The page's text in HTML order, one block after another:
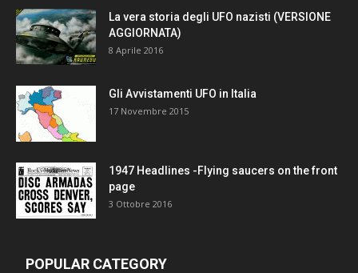
La vera storia degli UFO nazisti (VERSIONE
AGGIORNATA)
8 Aprile 2016
Gli Avvistamenti UFO in Italia
17 Novembre 2015
1947 Headlines -Flying saucers on the front
page
3 Ottobre 2016
POPULAR CATEGORY